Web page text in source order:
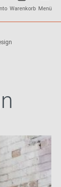
Warenkorb Menü